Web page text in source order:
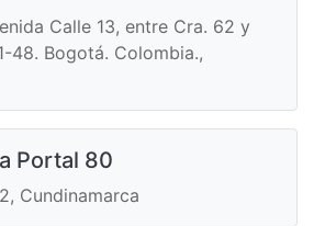
Calle 13, entre Cra. 62 y
48. Bogotá. Colombia.,
Portal 80
Cundinamarca